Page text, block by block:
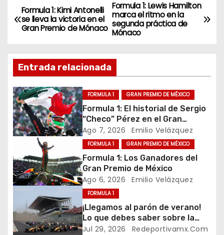
N
a
e
g
a
c
i
ó
d
Formula 1: Lewis Hamilton
marca el ritmo en la
segunda práctica de
Mónaco
Formula 1: Kimi Antonelli
se lleva la victoria en el
Gran Premio de Mónaco
Entrada relacionada
FORMULA 1 GRAN PREMIO DE MÉXICO
Formula 1: El historial de Sergio
“Checo” Pérez en el Gran
Premio de México
Ago 7, 2026 Emilio Velázquez
FORMULA 1 GRAN PREMIO DE MÉXICO
Formula 1: Los Ganadores del
Gran Premio de México
Ago 6, 2026 Emilio Velázquez
FORMULA 1
¡Llegamos al parón de verano!
Lo que debes saber sobre la
mitad de la temporada 2026 de
Jul 29, 2026 Redeportivamx.com